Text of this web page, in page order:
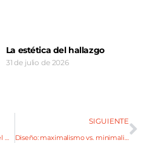
La estética del hallazgo
31 de julio de 2026
Oso Nights: música y sabor en el microcentro
SIGUIENTE
Diseño: maximalismo vs. minimalismo